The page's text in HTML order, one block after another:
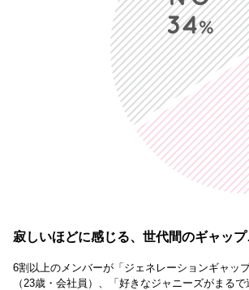
寂しいほどに感じる、世代間のギャップ
6割以上のメンバーが「ジェネレーションギャッ
（23歳・会社員）、「好きなジャニーズがまる